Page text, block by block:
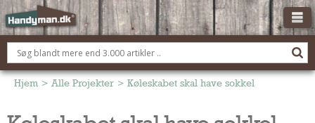
OM HANDYMAN.DK
FÅ 3 TILBUD
Hjem > Alle Projekter > Køleskabet skal have sokkel